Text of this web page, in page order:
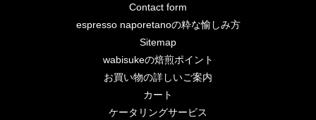
Contact form
espresso naporetanoの粋な愉しみ方
Sitemap
wabisukeの焙煎ポイント
お買い物の詳しいご案内
カート
ケータリングサービス